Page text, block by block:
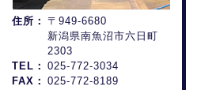
住所：
〒949-6680
新潟県南魚沼市六日町
2303
TEL：
025-772-3034
FAX：
025-772-8189